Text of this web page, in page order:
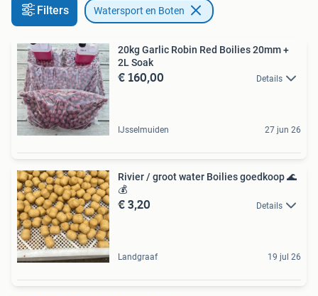
Filters Watersport en Boten
20kg Garlic Robin Red Boilies 20mm +
2L Soak
€ 160,00 Details
IJsselmuiden 27 jun 26
Rivier / groot water Boilies goedkoop 🌊
💰
€ 3,20 Details
Landgraaf 19 jul 26